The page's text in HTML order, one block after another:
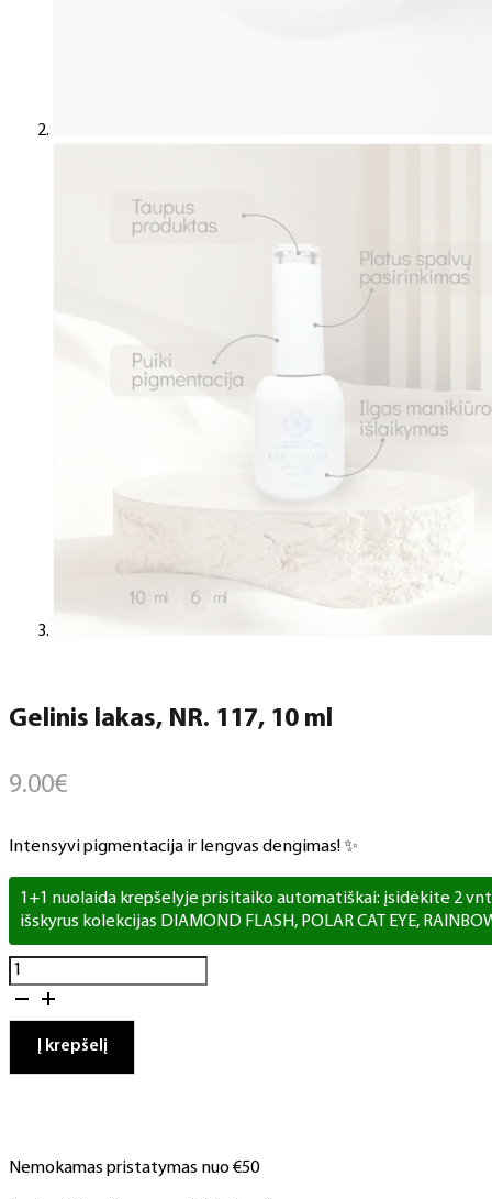
Gelinis lakas, NR. 117, 10 ml
9.00€
Intensyvi pigmentacija ir lengvas dengimas! ✨
1+1 nuolaida krepšelyje prisitaiko automatiškai: įsidėkite 2
išskyrus kolekcijas DIAMOND FLASH, POLAR CAT EYE,
produkto
kiekis:
lakas,
Į krepšelį
Nemokamas pristatymas nuo €50